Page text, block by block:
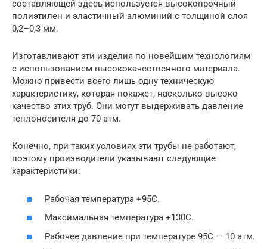
составляющей здесь используется высокопрочный
полиэтилен и эластичный алюминий с толщиной слоя
0,2–0,3 мм.
Изготавливают эти изделия по новейшим технологиям
с использованием высококачественного материала.
Можно привести всего лишь одну техническую
характеристику, которая покажет, насколько высоко
качество этих труб. Они могут выдерживать давление
теплоносителя до 70 атм.
Конечно, при таких условиях эти трубы не работают,
поэтому производители указывают следующие
характеристики:
Рабочая температура +95С.
Максимальная температура +130С.
Рабочее давление при температуре 95С — 10 атм.